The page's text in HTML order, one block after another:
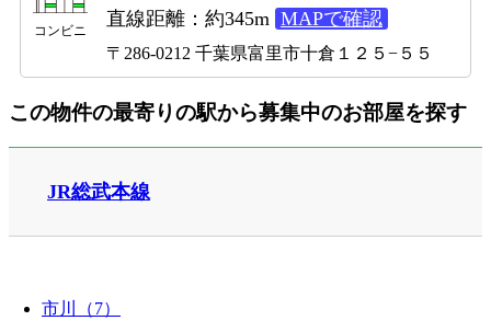
コンビニ
直線距離：約345m MAPで確認
〒286-0212 千葉県富里市十倉１２５−５５
この物件の最寄りの駅から募集中のお部屋を探す
JR総武本線
市川（7）